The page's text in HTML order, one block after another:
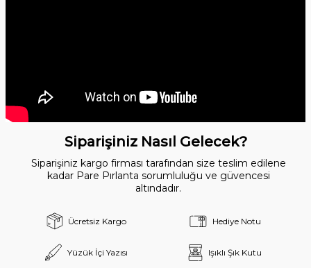
Siparişiniz Nasıl Gelecek?
Siparişiniz kargo firması tarafından size teslim edilene
kadar Pare Pırlanta sorumluluğu ve güvencesi
altındadır.
Ücretsiz Kargo Hediye Notu
Yüzük İçi Yazısı Işıklı Şık Kutu